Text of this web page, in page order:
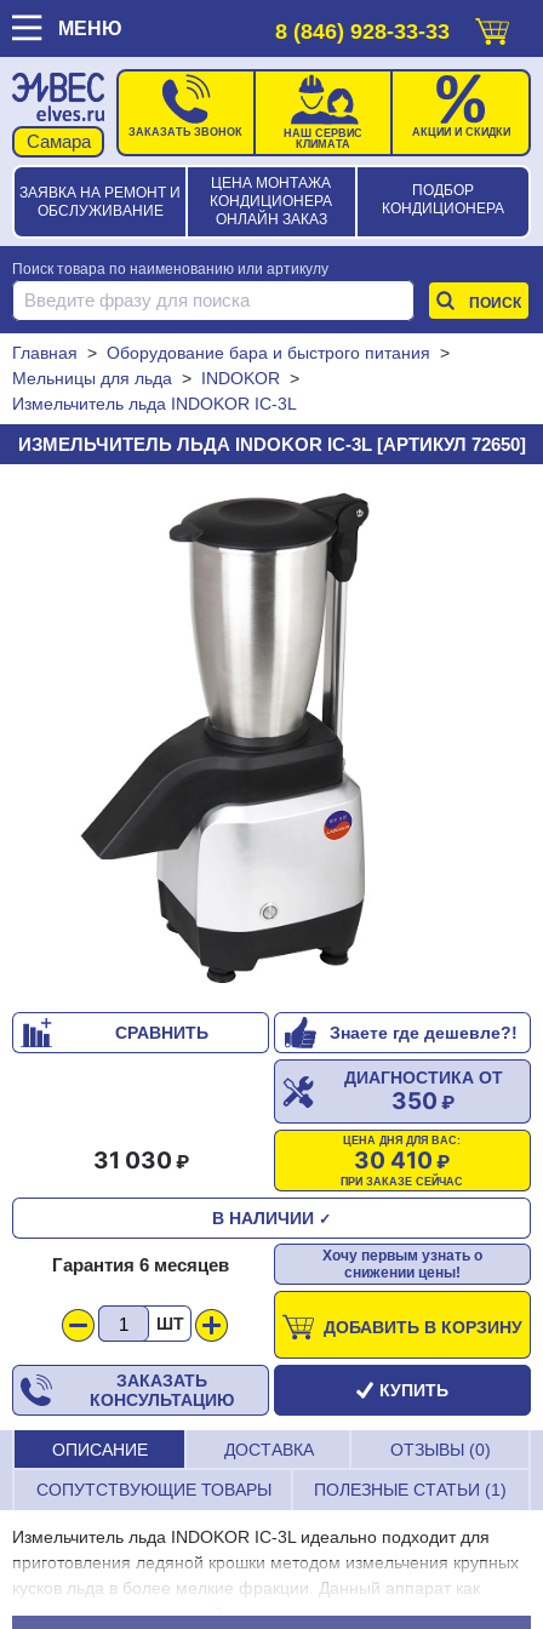
МЕНЮ 8 (846) 928-33-33
ЗАЯВКА НА РЕМОНТ И
ОБСЛУЖИВАНИЕ
ЦЕНА МОНТАЖА
КОНДИЦИОНЕРА
ОНЛАЙН ЗАКАЗ
ПОДБОР
КОНДИЦИОНЕРА
ЗАКАЗАТЬ ЗВОНОК
НАШ СЕРВИС
КЛИМАТА
АКЦИИ И СКИДКИ
Поиск товара по наименованию или артикулу
Главная > Оборудование бара и быстрого питания >
Мельницы для льда > INDOKOR >
Измельчитель льда INDOKOR IC-3L
ИЗМЕЛЬЧИТЕЛЬ ЛЬДА INDOKOR IC-3L [АРТИКУЛ 72650]
СРАВНИТЬ Знаете где дешевле?!
ДИАГНОСТИКА ОТ
350
ЦЕНА ДНЯ ДЛЯ ВАС:
30 410
ПРИ ЗАКАЗЕ СЕЙЧАС
31 030
В НАЛИЧИИ ✓
Гарантия 6 месяцев
Хочу первым узнать о
снижении цены!
ШТ ДОБАВИТЬ В КОРЗИНУ
ЗАКАЗАТЬ
КОНСУЛЬТАЦИЮ
КУПИТЬ
ОПИСАНИЕ ДОСТАВКА ОТЗЫВЫ (0)
СОПУТСТВУЮЩИЕ ТОВАРЫ ПОЛЕЗНЫЕ СТАТЬИ (1)
Измельчитель льда INDOKOR IC-3L идеально подходит для
приготовления ледяной крошки методом измельчения крупных
кусков льда в более мелкие фракции. Данный аппарат как
никогда актуален в летний сезон для приготовления